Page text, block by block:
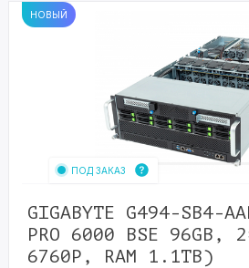
НОВЫЙ
ПОД ЗАКАЗ
GIGABYTE G494-SB4-
PRO 6000 BSE 96GB,
6760P, RAM 1.1TB)